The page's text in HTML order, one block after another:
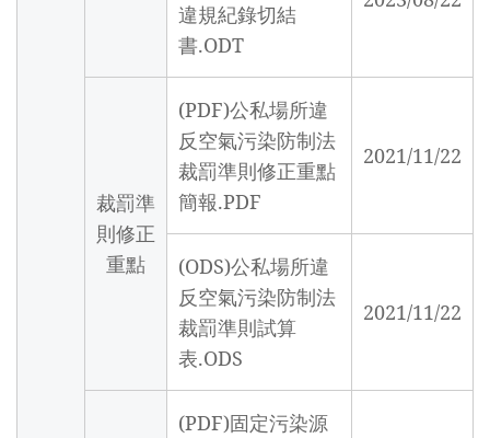
違規紀錄切結
書.ODT
裁罰準
則修正
重點
(PDF)公私場所違
反空氣污染防制法
裁罰準則修正重點
簡報.PDF
2021/11/22
(ODS)公私場所違
反空氣污染防制法
裁罰準則試算
表.ODS
2021/11/22
(PDF)固定污染源